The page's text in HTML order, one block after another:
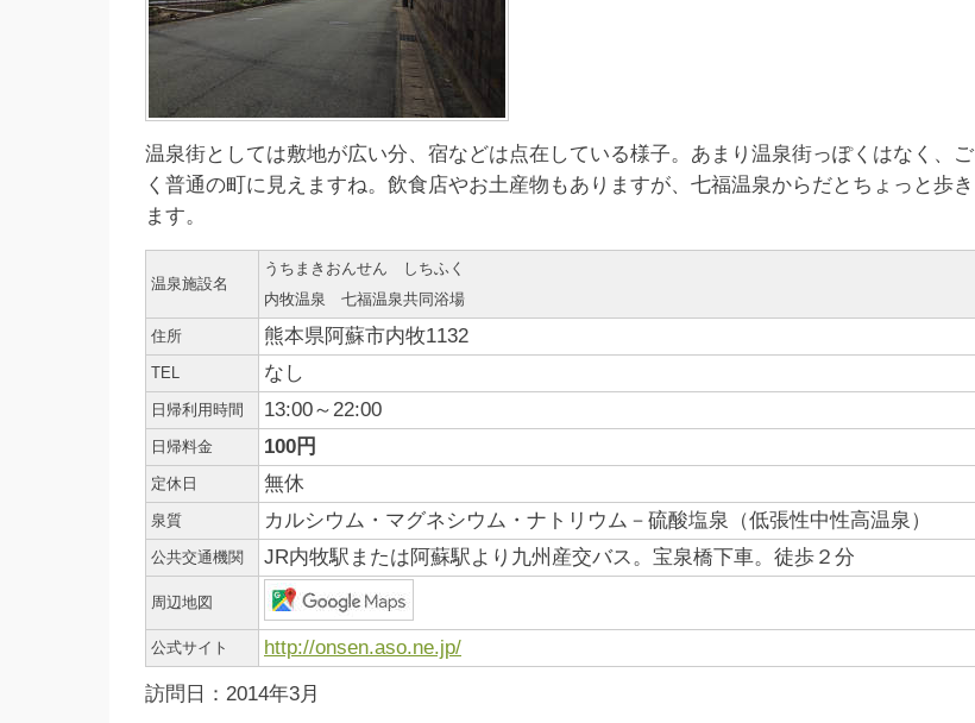
温泉街としては敷地が広い分、宿などは点在している様子。あまり温泉街っぽくはなく、ご
く普通の町に見えますね。飲食店やお土産物もありますが、七福温泉からだとちょっと歩き
ます。
温泉施設名
うちまきおんせん しちふく
内牧温泉 七福温泉共同浴場
住所 熊本県阿蘇市内牧1132
TEL なし
日帰利用時間 13:00～22:00
日帰料金 100円
定休日 無休
泉質 カルシウム・マグネシウム・ナトリウム－硫酸塩泉（低張性中性高温泉）
公共交通機関 JR内牧駅または阿蘇駅より九州産交バス。宝泉橋下車。徒歩２分
周辺地図
公式サイト http://onsen.aso.ne.jp/
訪問日：2014年3月